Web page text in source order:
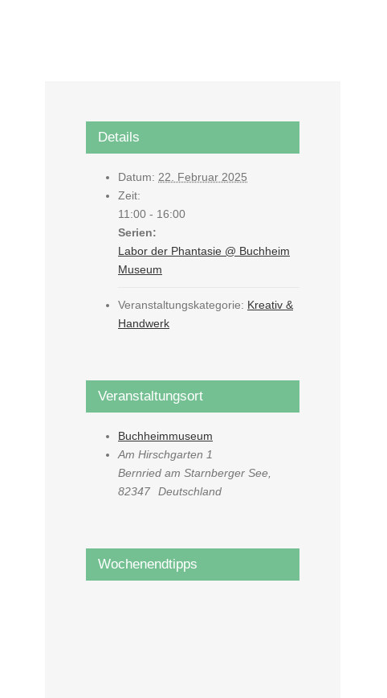
Details
Datum: 22. Februar 2025
Zeit:
11:00 - 16:00
Serien:
Labor der Phantasie @ Buchheim
Museum
Veranstaltungskategorie: Kreativ &
Handwerk
Veranstaltungsort
Buchheimmuseum
Am Hirschgarten 1
Bernried am Starnberger See,
82347
Deutschland
Wochenendtipps